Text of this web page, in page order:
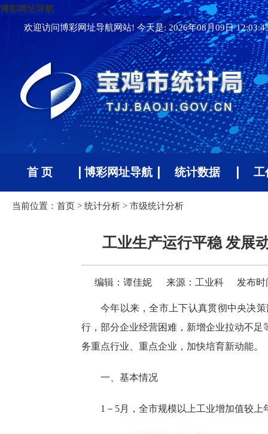
博彩网址导航
欢迎访问博彩网址导航网站! 今天是:2026年08月09日
首 页 博彩网址导航 统计数据 工
当前位置： 首页 > 统计分析 > 市级统计分析
工业生产运行平稳 发展
编辑：谭佳妮 来源：工业科 发布时
今年以来，全市上下认真贯彻中央决
行，部分企业经营困难，新增企业拉动不
务重点行业、重点企业，加快培育新动能。
一、基本情况
1－5月，全市规模以上工业增加值较